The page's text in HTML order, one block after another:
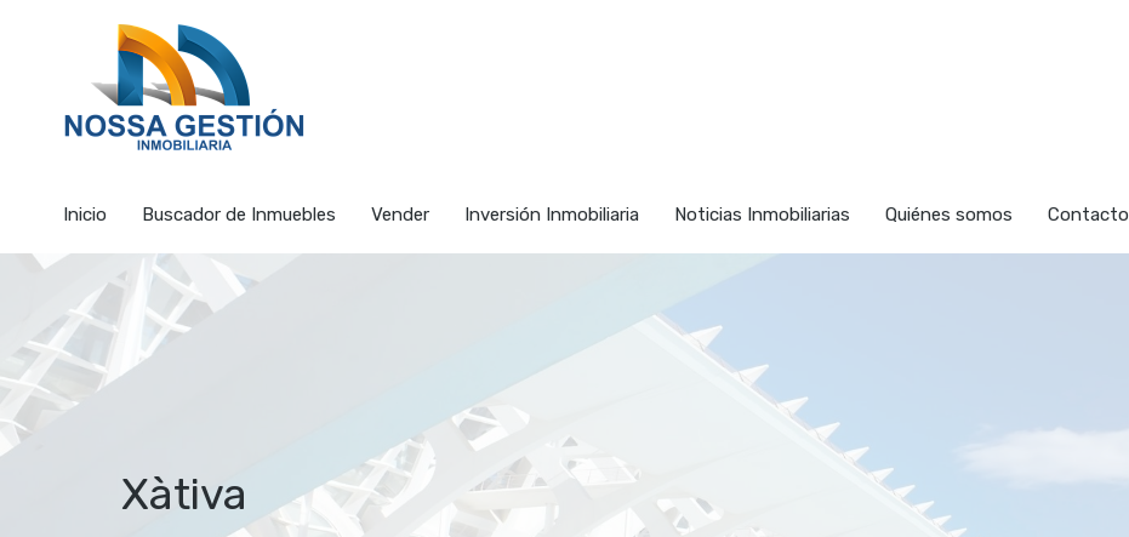
Inicio Buscador de Inmuebles Vender Inversión Inmobiliaria Noticias Inmobiliarias Quiénes somos Contacto
Xàtiva